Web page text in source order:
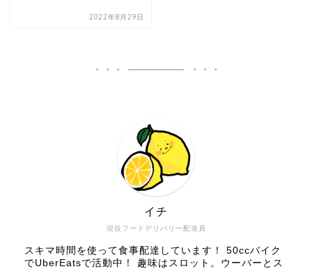
2022年8月29日
現役フードデリバリー配達員
イチ
スキマ時間を使って食事配達しています！ 50ccバイク
でUberEatsで活動中！ 趣味はスロット。ウーバーとス